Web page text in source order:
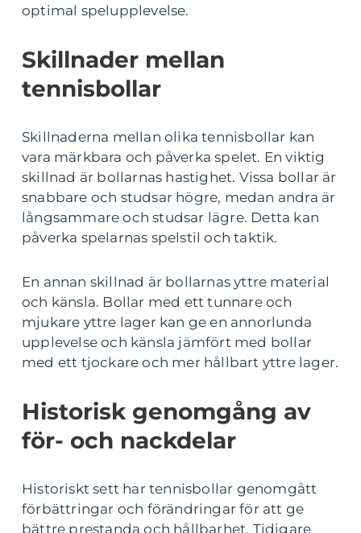
optimal spelupplevelse.
Skillnader mellan
tennisbollar
Skillnaderna mellan olika tennisbollar kan
vara märkbara och påverka spelet. En viktig
skillnad är bollarnas hastighet. Vissa bollar är
snabbare och studsar högre, medan andra är
långsammare och studsar lägre. Detta kan
påverka spelarnas spelstil och taktik.
En annan skillnad är bollarnas yttre material
och känsla. Bollar med ett tunnare och
mjukare yttre lager kan ge en annorlunda
upplevelse och känsla jämfört med bollar
med ett tjockare och mer hållbart yttre lager.
Historisk genomgång av
för- och nackdelar
Historiskt sett har tennisbollar genomgått
förbättringar och förändringar för att ge
bättre prestanda och hållbarhet. Tidigare